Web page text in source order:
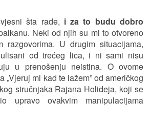
šta rade, i za to budu dobro
Neki od njih su mi to otvoreno
razgovorima. U drugim situacijama,
od trećeg lica, i ni sami nisu
u prenošenju neistina. O ovome
„Vjeruj mi kad te lažem” od američkog
stručnjaka Rajana Holideja, koji se
upravo ovakvim manipulacijama